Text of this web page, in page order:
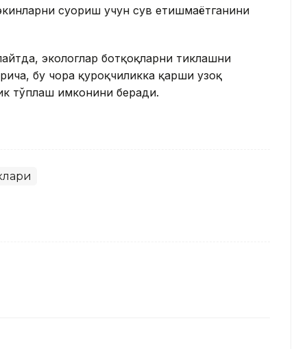
суғориш учун сув етишмаётганини
экологлар ботқоқларни тиклашни
бу чора қурғоқчиликка қарши узоқ
тўплаш имконини беради.